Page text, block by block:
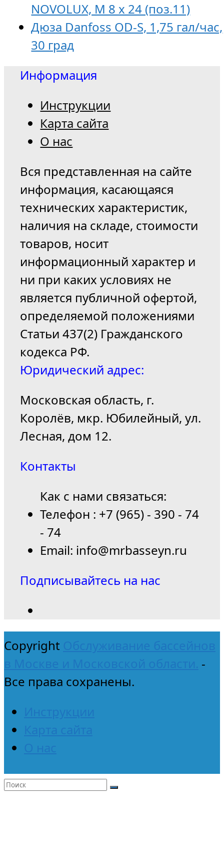
NOVOLUX, M 8 x 24 (поз.11)
Дюза Danfoss OD-S, 1,75 гал/час,
30 град
Информация
Инструкции
Карта сайта
О нас
Вся представленная на сайте
информация, касающаяся
технических характеристик,
наличия на складе, стоимости
товаров, носит
информационный характер и
ни при каких условиях не
является публичной офертой,
определяемой положениями
Статьи 437(2) Гражданского
кодекса РФ.
Юридический адрес:
Московская область, г.
Королёв, мкр. Юбилейный, ул.
Лесная, дом 12.
Контакты
Как с нами связаться:
Телефон : +7 (965) - 390 - 74
- 74
Email: info@mrbasseyn.ru
Подписывайтесь на нас
Copyright Обслуживание бассейнов
в Москве и Московской области. -
Все права сохранены.
Инструкции
Карта сайта
О нас